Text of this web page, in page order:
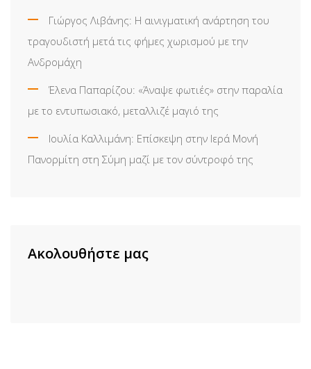
Γιώργος Λιβάνης: Η αινιγματική ανάρτηση του
τραγουδιστή μετά τις φήμες χωρισμού με την
Ανδρομάχη
Έλενα Παπαρίζου: «Άναψε φωτιές» στην παραλία
με το εντυπωσιακό, μεταλλιζέ μαγιό της
Ιουλία Καλλιμάνη: Επίσκεψη στην Ιερά Μονή
Πανορμίτη στη Σύμη μαζί με τον σύντροφό της
Ακολουθήστε μας